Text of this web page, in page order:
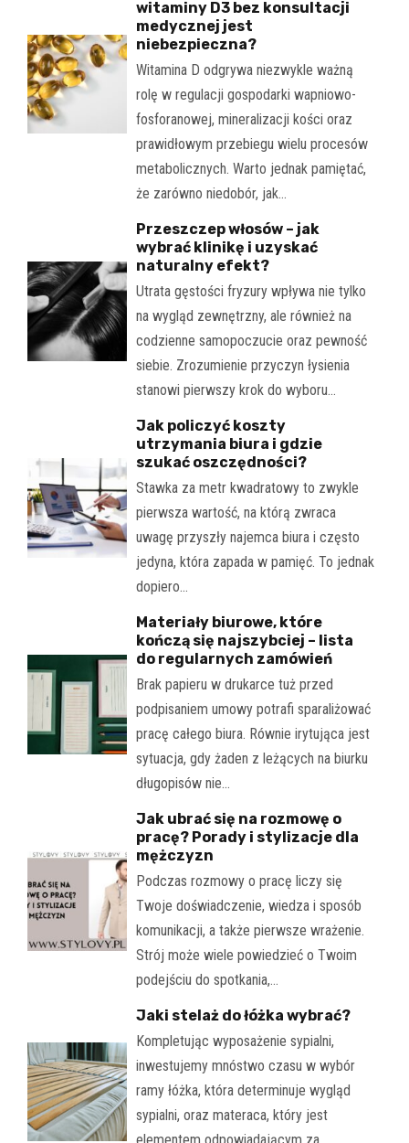
witaminy D3 bez konsultacji
medycznej jest
niebezpieczna?
Witamina D odgrywa niezwykle ważną
rolę w regulacji gospodarki wapniowo-
fosforanowej, mineralizacji kości oraz
prawidłowym przebiegu wielu procesów
metabolicznych. Warto jednak pamiętać,
że zarówno niedobór, jak…
Przeszczep włosów – jak
wybrać klinikę i uzyskać
naturalny efekt?
Utrata gęstości fryzury wpływa nie tylko
na wygląd zewnętrzny, ale również na
codzienne samopoczucie oraz pewność
siebie. Zrozumienie przyczyn łysienia
stanowi pierwszy krok do wyboru…
Jak policzyć koszty
utrzymania biura i gdzie
szukać oszczędności?
Stawka za metr kwadratowy to zwykle
pierwsza wartość, na którą zwraca
uwagę przyszły najemca biura i często
jedyna, która zapada w pamięć. To jednak
dopiero…
Materiały biurowe, które
kończą się najszybciej – lista
do regularnych zamówień
Brak papieru w drukarce tuż przed
podpisaniem umowy potrafi sparaliżować
pracę całego biura. Równie irytująca jest
sytuacja, gdy żaden z leżących na biurku
długopisów nie…
Jak ubrać się na rozmowę o
pracę? Porady i stylizacje dla
mężczyzn
Podczas rozmowy o pracę liczy się
Twoje doświadczenie, wiedza i sposób
komunikacji, a także pierwsze wrażenie.
Strój może wiele powiedzieć o Twoim
podejściu do spotkania,…
Jaki stelaż do łóżka wybrać?
Kompletując wyposażenie sypialni,
inwestujemy mnóstwo czasu w wybór
ramy łóżka, która determinuje wygląd
sypialni, oraz materaca, który jest